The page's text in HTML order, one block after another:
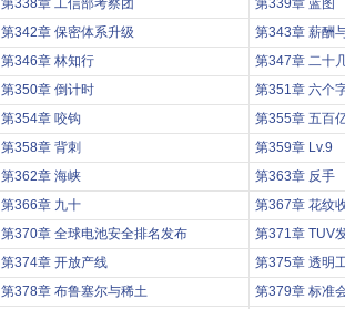
第338章 工信部考察团 第339章 蓝图
第342章 保密体系升级 第343章 薪酬
第346章 林知行 第347章 二十
第350章 倒计时 第351章 六个
第354章 咬钩 第355章 五百
第358章 背刺 第359章 Lv.9
第362章 海峡 第363章 反手
第366章 九十 第367章 花纹
第370章 全球电池安全排名发布 第371章 TUV
第374章 开放产线 第375章 透明
第378章 布鲁塞尔与稀土 第379章 标准